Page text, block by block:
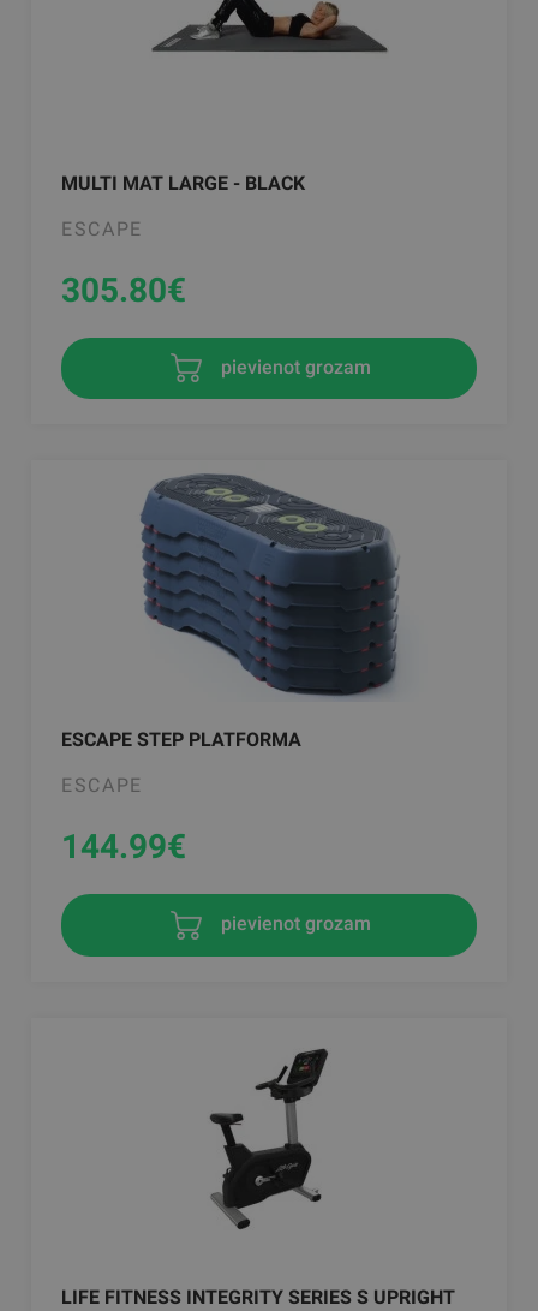
MULTI MAT LARGE - BLACK
ESCAPE
305.80€
pievienot grozam
ESCAPE STEP PLATFORMA
ESCAPE
144.99€
pievienot grozam
LIFE FITNESS INTEGRITY SERIES S UPRIGHT